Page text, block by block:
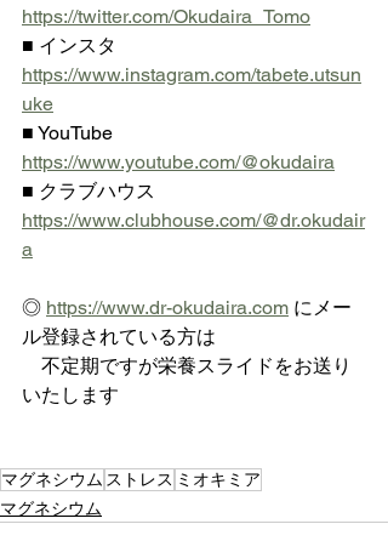
https://twitter.com/Okudaira_Tomo
■ インスタ
https://www.instagram.com/tabete.utsun
uke
■ YouTube
https://www.youtube.com/@okudaira
■ クラブハウス
https://www.clubhouse.com/@dr.okudair
a
◎ https://www.dr-okudaira.com にメー
ル登録されている方は
いたします
マグネシウム ストレス ミオキミア
マグネシウム